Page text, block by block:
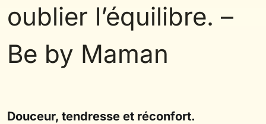
oublier l’équilibre. –
Be by Maman
Douceur, tendresse et réconfort.